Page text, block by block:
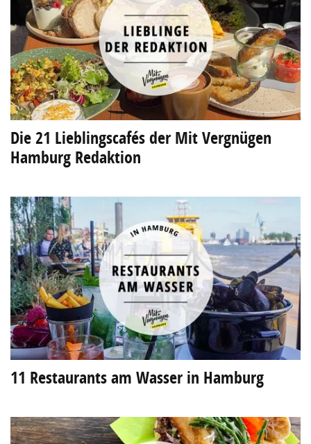
Die 21 Lieblingscafés der Mit Vergnügen
Hamburg Redaktion
11 Restaurants am Wasser in Hamburg